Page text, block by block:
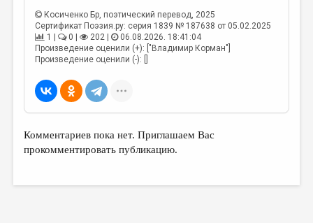
Косиченко Бр, поэтический перевод, 2025
Сертификат Поэзия.ру: серия 1839 № 187638 от 05.02.2025
1 |
0 | 202 |
06.08.2026. 18:41:04
Произведение оценили (+): ["Владимир Корман"]
Произведение оценили (-): []
Комментариев пока нет. Приглашаем Вас
прокомментировать публикацию.